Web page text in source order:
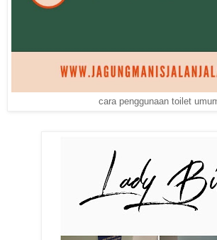
cara penggunaan toilet